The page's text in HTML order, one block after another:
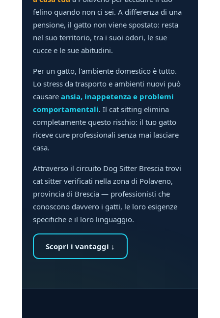
felino quando non ci sei. A differenza di una
pensione, il gatto non viene spostato: resta
nel suo territorio, tra i suoi odori, le sue
cucce e le sue abitudini.
Per un gatto, l'ambiente domestico è tutto.
Lo stress da trasporto e ambienti nuovi può
causareansia, inappetenza e problemi
comportamentali. Il cat sitting elimina
completamente questo rischio: il tuo gatto
riceve cure professionali senza mai lasciare
casa.
Attraverso il circuito Dog Sitter Brescia trovi
cat sitter verificati nella zona di Polaveno,
provincia di Brescia — professionisti che
conoscono davvero i gatti, le loro esigenze
specifiche e il loro linguaggio.
Scopri i vantaggi ↓